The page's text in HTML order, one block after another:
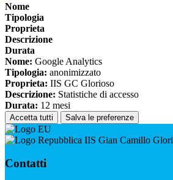
Nome
Tipologia
Proprieta
Descrizione
Durata
Nome: Google Analytics
Tipologia: anonimizzato
Proprieta: IIS GC Glorioso
Descrizione: Statistiche di accesso
Durata: 12 mesi
Accetta tutti Salva le preferenze
IIS Gian Camillo
Contatti